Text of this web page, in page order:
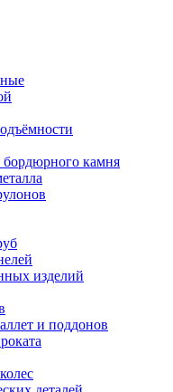
камня
изделий
и поддонов